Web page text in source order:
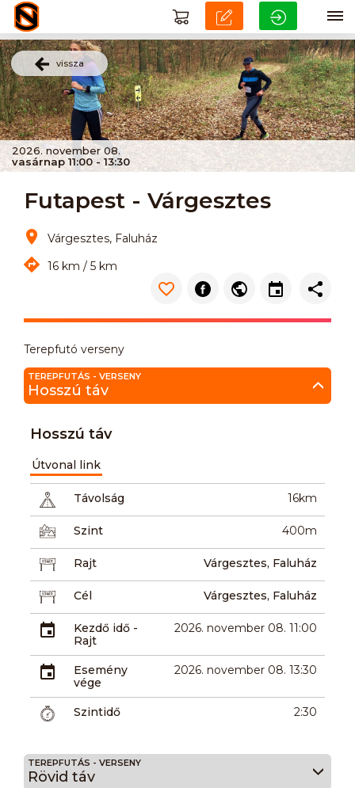
vissza
2026. november 08.
vasárnap 11:00 - 13:30
Futapest - Várgesztes
Várgesztes, Faluház
16 km / 5 km
Terepfutó verseny
TEREPFUTÁS - VERSENY
Hosszú táv
Hosszú táv
Útvonal link
Távolság 16km
Szint 400m
Rajt Várgesztes, Faluház
Cél Várgesztes, Faluház
Kezdő idő -
Rajt
2026. november 08. 11:00
Esemény
vége
2026. november 08. 13:30
Szintidő 2:30
TEREPFUTÁS - VERSENY
Rövid táv